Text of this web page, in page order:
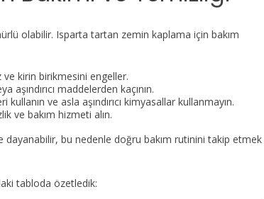
olabilir. Isparta tartan zemin kaplama için bakım
kirin birikmesini engeller.
maddelerden kaçının.
ve asla aşındırıcı kimyasallar kullanmayın.
ve bakım hizmeti alın.
bu nedenle doğru bakım rutinini takip etmek
tabloda özetledik: